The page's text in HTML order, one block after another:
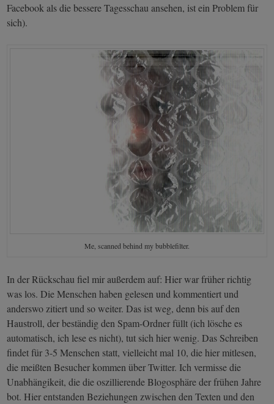
Facebook als die bessere Tagesschau ansehen, ist ein Problem für
sich).
Me, scanned behind my bubblefilter.
In der Rückschau fiel mir außerdem auf: Hier war früher richtig
was los. Die Menschen haben gelesen und kommentiert und
anderswo zitiert und so weiter. Das ist weg, denn bis auf den
Haustroll, der beständig den Spam-Ordner füllt (ich lösche es
automatisch, ich lese es nicht), tut sich hier wenig. Das Schreiben
findet für 3-5 Menschen statt, vielleicht mal 10, die hier mitlesen,
die meißten Besucher kommen über Twitter. Ich vermisse die
Unabhängikeit, die die oszillierende Blogosphäre der frühen Jahre
bot. Hier entstanden Beziehungen zwischen den Texten und den